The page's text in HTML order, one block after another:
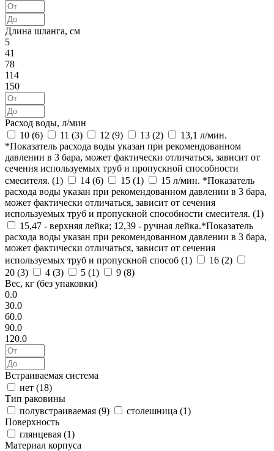
Длина шланга, см
5
41
78
114
150
Расход воды, л/мин
10 (6) 11 (3) 12 (9) 13 (2)
13,1 л/мин.
*Показатель расхода воды указан при рекомендованном
давлении в 3 бара, может фактически отличаться, зависит от
сечения используемых труб и пропускной способности
смесителя. (1) 14 (6) 15 (1)
15 л/мин. *Показатель
расхода воды указан при рекомендованном давлении в 3 бара,
может фактически отличаться, зависит от сечения
используемых труб и пропускной способности смесителя. (1)
15,47 - верхняя лейка; 12,39 - ручная лейка.*Показатель
расхода воды указан при рекомендованном давлении в 3 бара,
может фактически отличаться, зависит от сечения
используемых труб и пропускной способ (1) 16 (2)
20 (3) 4 (3) 5 (1) 9 (8)
Вес, кг (без упаковки)
0.0
30.0
60.0
90.0
120.0
Встраиваемая система
нет (18)
Тип раковины
полувстраиваемая (9) столешница (1)
Поверхность
глянцевая (1)
Материал корпуса